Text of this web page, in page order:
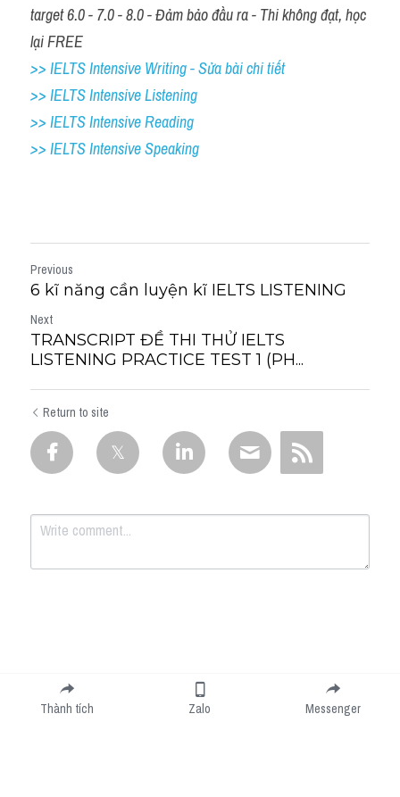
target 6.0 - 7.0 - 8.0 - Đảm bảo đầu ra - Thi không đạt, học
lại FREE
>> IELTS Intensive Writing - Sửa bài chi tiết
>> IELTS Intensive Listening
>> IELTS Intensive Reading
>> IELTS Intensive Speaking
Previous
6 kĩ năng cần luyện kĩ IELTS LISTENING
Next
TRANSCRIPT ĐỀ THI THỬ IELTS
LISTENING PRACTICE TEST 1 (PH...
Return to site
Submit
Thành tích Zalo Messenger